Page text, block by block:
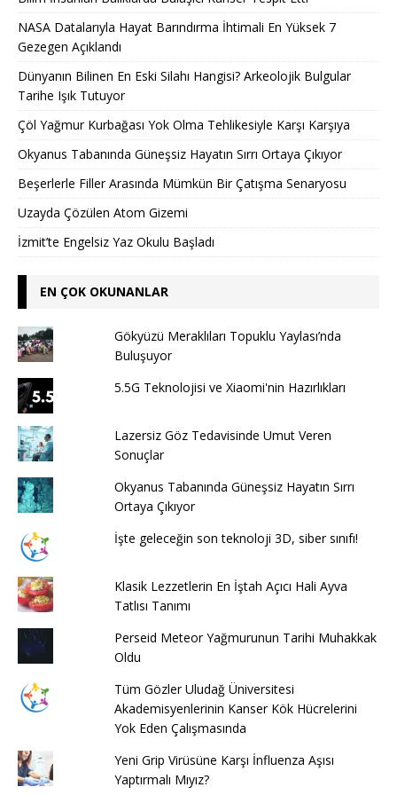
NASA Datalarıyla Hayat Barındırma İhtimali En Yüksek 7
Gezegen Açıklandı
Dünyanın Bilinen En Eski Silahı Hangisi? Arkeolojik Bulgular
Tarihe Işık Tutuyor
Çöl Yağmur Kurbağası Yok Olma Tehlikesiyle Karşı Karşıya
Okyanus Tabanında Güneşsiz Hayatın Sırrı Ortaya Çıkıyor
Beşerlerle Filler Arasında Mümkün Bir Çatışma Senaryosu
Uzayda Çözülen Atom Gizemi
İzmit’te Engelsiz Yaz Okulu Başladı
EN ÇOK OKUNANLAR
Gökyüzü Meraklıları Topuklu Yaylası’nda
Buluşuyor
5.5G Teknolojisi ve Xiaomi'nin Hazırlıkları
Lazersiz Göz Tedavisinde Umut Veren
Sonuçlar
Okyanus Tabanında Güneşsiz Hayatın Sırrı
Ortaya Çıkıyor
İşte geleceğin son teknoloji 3D, siber sınıfı!
Klasik Lezzetlerin En İştah Açıcı Hali Ayva
Tatlısı Tanımı
Perseid Meteor Yağmurunun Tarihi Muhakkak
Oldu
Tüm Gözler Uludağ Üniversitesi
Akademisyenlerinin Kanser Kök Hücrelerini
Yok Eden Çalışmasında
Yeni Grip Virüsüne Karşı İnfluenza Aşısı
Yaptırmalı Mıyız?